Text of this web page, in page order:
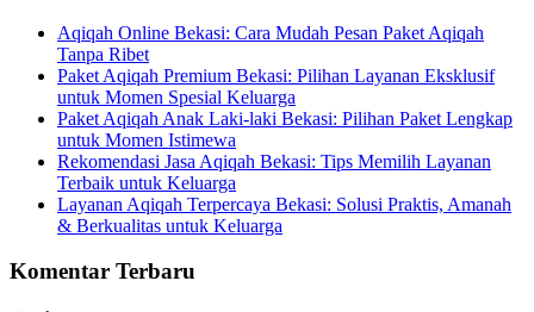
Aqiqah Online Bekasi: Cara Mudah Pesan Paket Aqiqah
Tanpa Ribet
Paket Aqiqah Premium Bekasi: Pilihan Layanan Eksklusif
untuk Momen Spesial Keluarga
Paket Aqiqah Anak Laki-laki Bekasi: Pilihan Paket Lengkap
untuk Momen Istimewa
Rekomendasi Jasa Aqiqah Bekasi: Tips Memilih Layanan
Terbaik untuk Keluarga
Layanan Aqiqah Terpercaya Bekasi: Solusi Praktis, Amanah
& Berkualitas untuk Keluarga
Komentar Terbaru